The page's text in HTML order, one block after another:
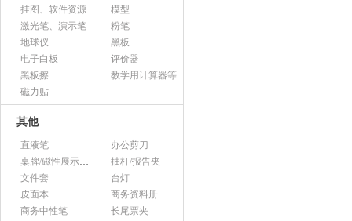
挂图、软件资源
模型
激光笔、演示笔
粉笔
地球仪
黑板
电子白板
评价器
黑板擦
教学用计算器等
磁力贴
其他
直液笔
办公剪刀
桌牌/磁性展示帖/证件框
抽杆/报告夹
文件套
台灯
皮面本
商务资料册
商务中性笔
长尾票夹